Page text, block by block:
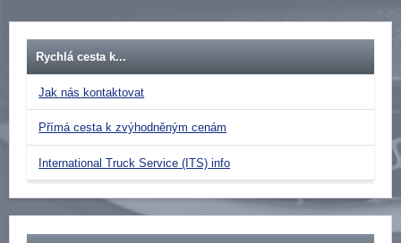
Rychlá cesta k...
Jak nás kontaktovat
Přímá cesta k zvýhodněným cenám
International Truck Service (ITS) info